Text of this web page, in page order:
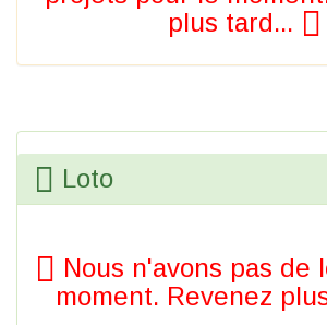
plus tard...
Loto
Nous n'avons pas de
moment. Revenez